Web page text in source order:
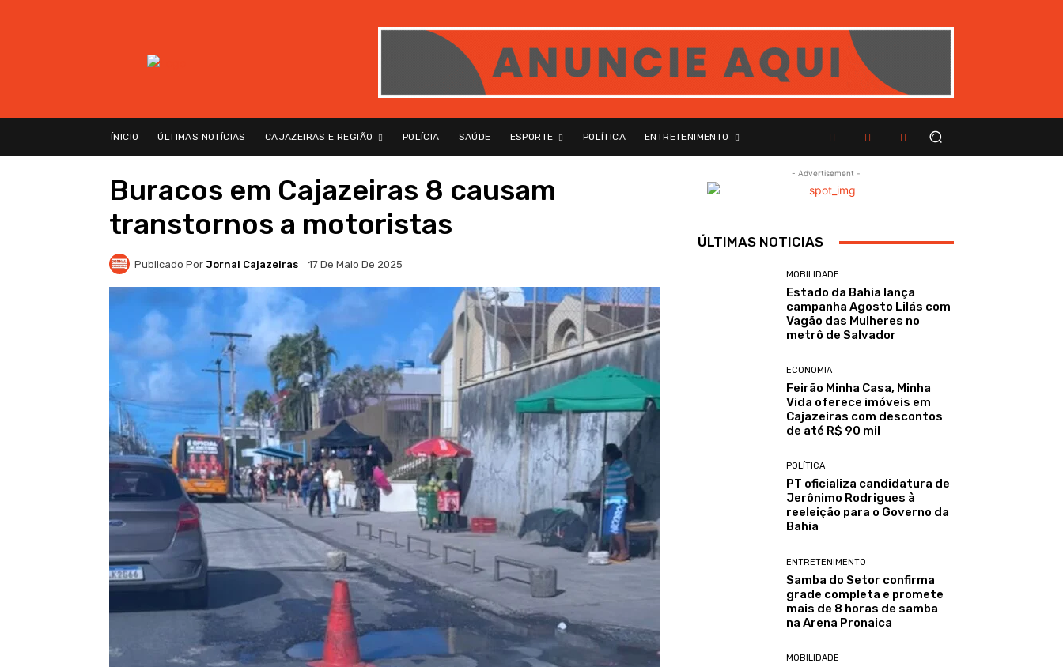
ÍNICIO ÚLTIMAS NOTÍCIAS CAJAZEIRAS E REGIÃO POLÍCIA SAÚDE ESPORTE POLÍTICA ENTRETENIMENTO
Buracos em Cajazeiras 8 causam
transtornos a motoristas
Publicado Por Jornal Cajazeiras 17 De Maio De 2025
- Advertisement -
ÚLTIMAS NOTICIAS
MOBILIDADE
Estado da Bahia lança
campanha Agosto Lilás com
Vagão das Mulheres no
metrô de Salvador
ECONOMIA
Feirão Minha Casa, Minha
Vida oferece imóveis em
Cajazeiras com descontos
de até R$ 90 mil
POLÍTICA
PT oficializa candidatura de
Jerônimo Rodrigues à
reeleição para o Governo da
Bahia
ENTRETENIMENTO
Samba do Setor confirma
grade completa e promete
mais de 8 horas de samba
na Arena Pronaica
MOBILIDADE